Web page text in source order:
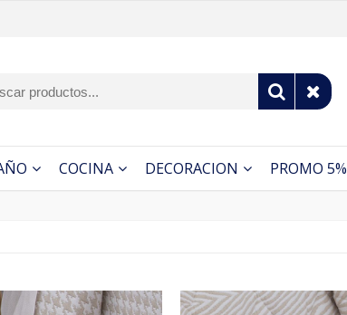
COCINA DECORACION PROMO 5%